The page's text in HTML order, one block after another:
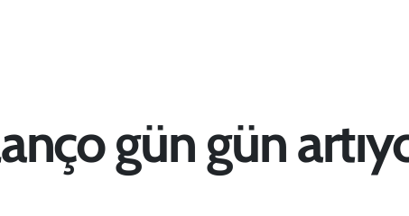
gün gün